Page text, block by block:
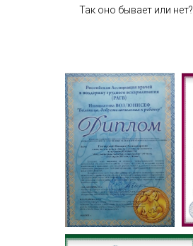
Так оно бывает или нет?